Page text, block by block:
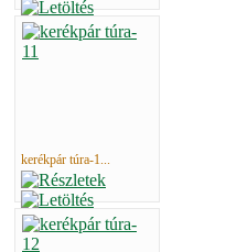
kerékpár túra-1...